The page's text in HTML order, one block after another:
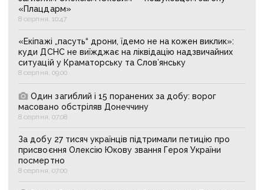
«Плацдарм»
8 серпня, 10:47
«Екіпажі „пасуть“ дрони, їдемо не на кожен виклик»:
куди ДСНС не виїжджає на ліквідацію надзвичайних
ситуацій у Краматорську та Слов’янську
8 серпня, 09:00
Один загиблий і 15 поранених за добу: ворог
масовано обстріляв Донеччину
8 серпня, 07:08
За добу 27 тисяч українців підтримали петицію про
присвоєння Олексію Юкову звання Героя України
посмертно
8 серпня, 07:00